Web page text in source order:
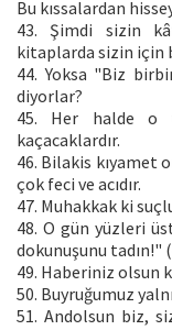
Bu kıssalardan
43. Şimdi sizin
kitaplarda sizin için
44. Yoksa "Biz
diyorlar?
45. Her halde o
kaçacaklardır.
46. Bilakis kıyamet
çok feci ve acıdır.
47. Muhakkak ki
48. O gün yüzleri
dokunuşunu tadın!"
49. Haberiniz olsun
50. Buyruğumuz
51. Andolsun biz,